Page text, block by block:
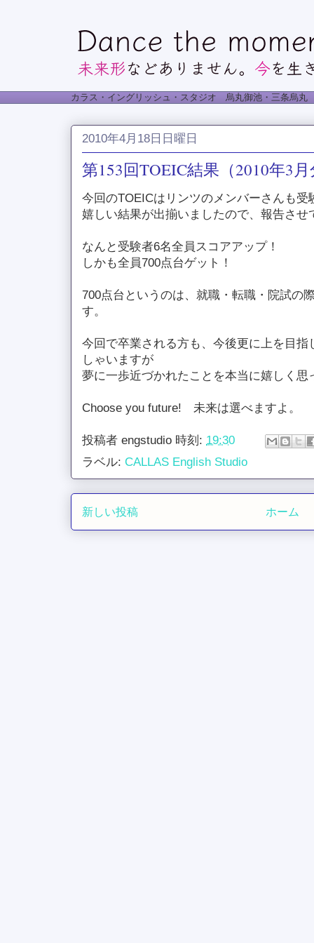
カラス・イングリッシュ・スタジオ 烏丸御池・三条烏
2010年4月18日日曜日
第153回TOEIC結果（2010年3
今回のTOEICはリンツのメンバーさんも受
嬉しい結果が出揃いましたので、報告させ
なんと受験者6名全員スコアアップ！
しかも全員700点台ゲット！
700点台というのは、就職・転職・院試の
す。
今回で卒業される方も、今後更に上を目
しゃいますが
夢に一歩近づかれたことを本当に嬉しく思
Choose you future! 未来は選べますよ。
投稿者 engstudio 時刻: 19:30
ラベル: CALLAS English Studio
新しい投稿 ホーム